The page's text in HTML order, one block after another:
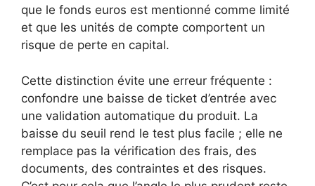
que le fonds euros est mentionné comme limité
et que les unités de compte comportent un
risque de perte en capital.
Cette distinction évite une erreur fréquente :
confondre une baisse de ticket d’entrée avec
une validation automatique du produit. La
baisse du seuil rend le test plus facile ; elle ne
remplace pas la vérification des frais, des
documents, des contraintes et des risques.